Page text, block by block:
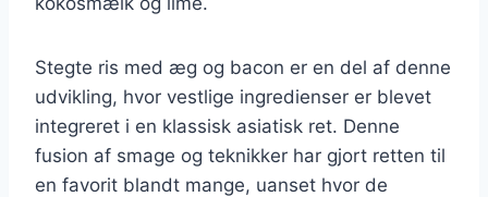
Stegte ris med æg og bacon er en del af denne
udvikling, hvor vestlige ingredienser er blevet
integreret i en klassisk asiatisk ret. Denne
fusion af smage og teknikker har gjort retten til
en favorit blandt mange, uanset hvor de